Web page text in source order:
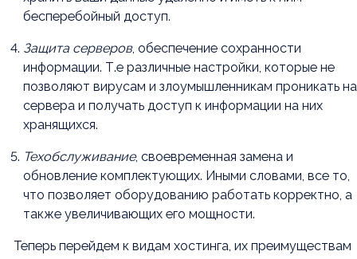
бесперебойный доступ.
Защита серверов, обеспечение сохранности
информации. Т.е различные настройки, которые не
позволяют вирусам и злоумышленникам проникать на
сервера и получать доступ к информации на них
хранящихся.
Техобслуживание, своевременная замена и
обновление комплектующих. Иными словами, все то,
что позволяет оборудованию работать корректно, а
также увеличивающих его мощности.
Теперь перейдем к видам хостинга, их преимуществам